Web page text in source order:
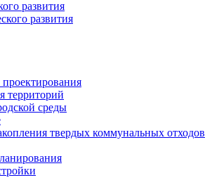
развития
развития
территорий
среды
твердых коммунальных отходов